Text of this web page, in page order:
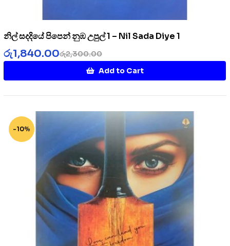
නිල් සදදියේ පිපෙන් නුඹ උපුල් 1 – Nil Sada Diye 1
රු2,300.00
රු1,840.00
Add to Cart
-10%